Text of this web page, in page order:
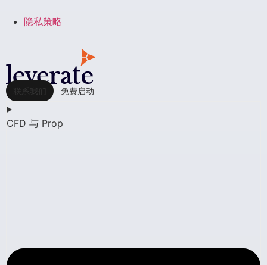
隐私策略
联系我们 免费启动
CFD 与 Prop